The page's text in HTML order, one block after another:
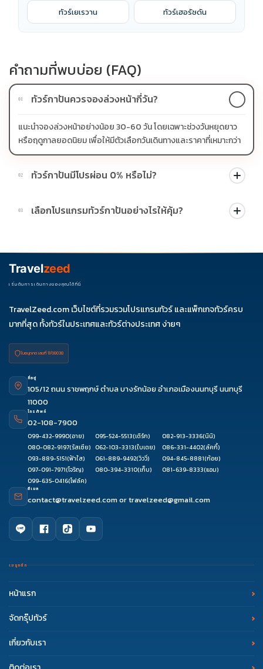
ทัวร์เยเรวาน ทัวร์เฮอรัซดัน
คำถามที่พบบ่อย (FAQ)
01 ทัวร์กาปันควรจองล่วงหน้ากี่วัน?
แนะนำจองล่วงหน้าอย่างน้อย 30-60 วัน โดยเฉพาะช่วงวันหยุดยาว
หรือฤดูกาลยอดนิยม เพื่อให้มีตัวเลือกวันเดินทางและราคาที่เหมาะกว่า
02 ทัวร์กาปันมีโปรผ่อน 0% หรือไม่?
บางโปรแกรมมีโปรผ่อน 0% หรือโปรโมชั่นบัตรเครดิตตามเงื่อนไขที่
บริษัทกำหนด สามารถดูสัญลักษณ์โปรโมชั่นในรายการทัวร์แต่ละ
03 เลือกโปรแกรมทัวร์กาปันอย่างไรให้คุ้ม?
ช่วงราคา ไม่ควรเทียบจากราคาต่ำสุดเพียงอย่างเดียว
Travelzeed
เริ่มต้นการเดินทางของคุณได้ที่นี่
TravelZeed.com เว็บไซต์ที่รวมรวมโปรแกรมทัวร์ และแพ็กเกจทัวร์ครบ
มากที่สุด ทั้งทัวร์ในประเทศและทัวร์ต่างประเทศ ง่ายๆ
ใบอนุญาต เลขที่ 11/08038
ที่อยู่
105/12 ถนน ราชพฤกษ์ ตำบล บางรักน้อย อำเภอเมืองนนทบุรี นนทบุรี
11000
โทรศัพท์
02-108-7900
099-432-9990(อาย) 095-524-5513(เติร์ก) 082-913-3336(นินิ)
080-082-9197(รัสเซีย) 062-103-3313(ใบเตย) 086-331-4402(ลัคกี้)
093-889-5151(ฟ้าใส) 061-889-9492(วิววี่) 094-845-8881(ก้อย)
097-091-7971(โจริญ) 080-394-3310(เก็บ) 081-639-8333(แอม)
099-635-0416(โฟล์ค)
อีเมล
contact@travelzeed.comortravelzeed@gmail.com
เมนูหลัก
หน้าแรก
จัดกรุ๊ปทัวร์
เกี่ยวกับเรา